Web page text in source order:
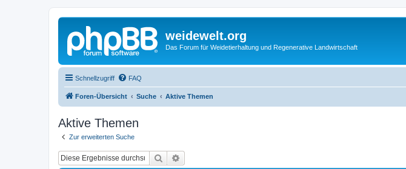
weidewelt.org
Das Forum für Weidetierhaltung und Regenerative Landwirtschaft
Schnellzugriff FAQ
Foren-Übersicht Suche Aktive Themen
Aktive Themen
Zur erweiterten Suche
Suche